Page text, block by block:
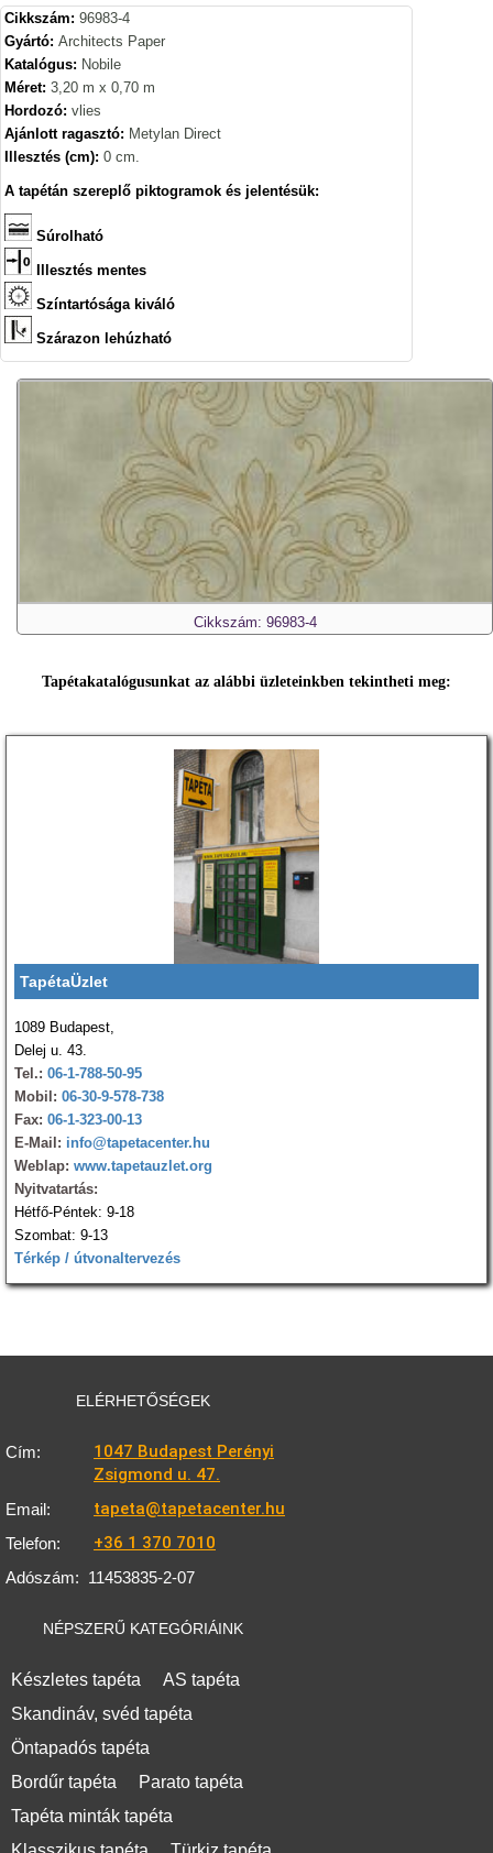
Cikkszám: 96983-4
Gyártó: Architects Paper
Katalógus: Nobile
Méret: 3,20 m x 0,70 m
Hordozó: vlies
Ajánlott ragasztó: Metylan Direct
Illesztés (cm): 0 cm.
A tapétán szereplő piktogramok és jelentésük:
Súrolható
Illesztés mentes
Színtartósága kiváló
Szárazon lehúzható
Cikkszám: 96983-4
Tapétakatalógusunkat az alábbi üzleteinkben tekintheti meg:
TapétaÜzlet
1089 Budapest,
Delej u. 43.
Tel.: 06-1-788-50-95
Mobil: 06-30-9-578-738
Fax: 06-1-323-00-13
E-Mail: info@tapetacenter.hu
Weblap: www.tapetauzlet.org
Nyitvatartás:
Hétfő-Péntek: 9-18
Szombat: 9-13
Térkép / útvonaltervezés
ELÉRHETŐSÉGEK
Cím:
1047 Budapest Perényi
Zsigmond u. 47.
Email: tapeta@tapetacenter.hu
Telefon: +36 1 370 7010
Adószám: 11453835-2-07
NÉPSZERŰ KATEGÓRIÁINK
Készletes tapéta
AS tapéta
Skandináv, svéd tapéta
Öntapadós tapéta
Bordűr tapéta
Parato tapéta
Tapéta minták tapéta